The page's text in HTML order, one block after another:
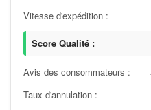
Vitesse d'expédition :
Score Qualité :
Avis des consommateurs :
Taux d'annulation :